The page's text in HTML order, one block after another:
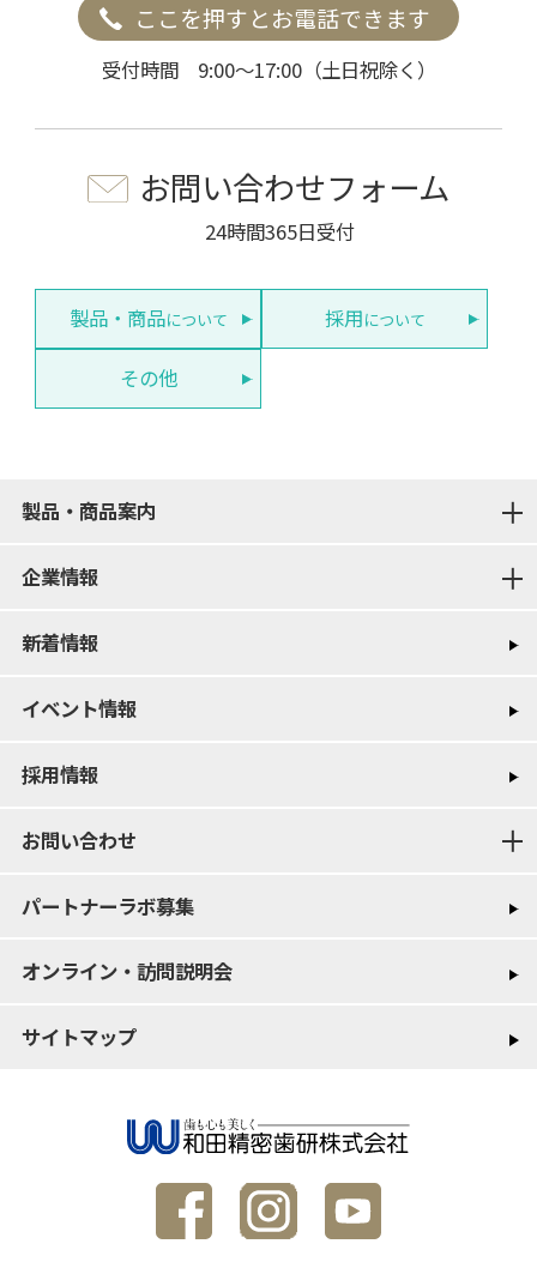
ここを押すとお電話できます
受付時間 9:00～17:00（土日祝除く）
お問い合わせフォーム
24時間365日受付
製品・商品について 採用について
その他
製品・商品案内
企業情報
新着情報
イベント情報
採用情報
お問い合わせ
パートナーラボ募集
オンライン・訪問説明会
サイトマップ